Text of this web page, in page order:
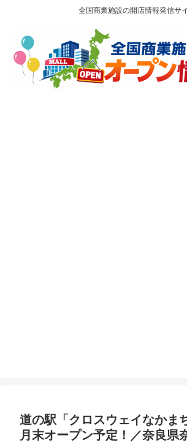
全国商業施設の開店情報発信サ
道の駅「クロスウェイなかま
月末オープン予定！／奈良県